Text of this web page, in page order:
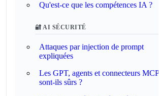
Qu'est-ce que les compétences IA ?
🔐 AI SÉCURITÉ
Attaques par injection de prompt
expliquées
Les GPT, agents et connecteurs MCP
sont-ils sûrs ?